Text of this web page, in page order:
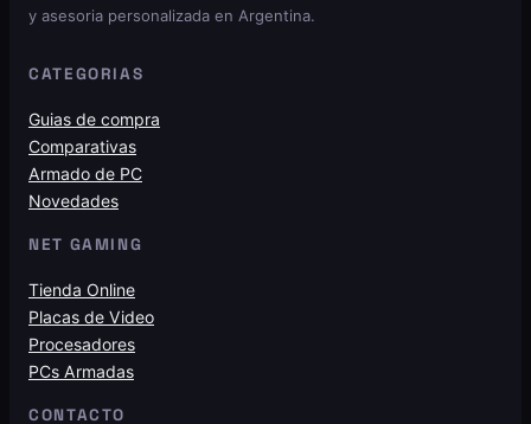
y asesoria personalizada en Argentina.
CATEGORIAS
Guias de compra
Comparativas
Armado de PC
Novedades
NET GAMING
Tienda Online
Placas de Video
Procesadores
PCs Armadas
CONTACTO